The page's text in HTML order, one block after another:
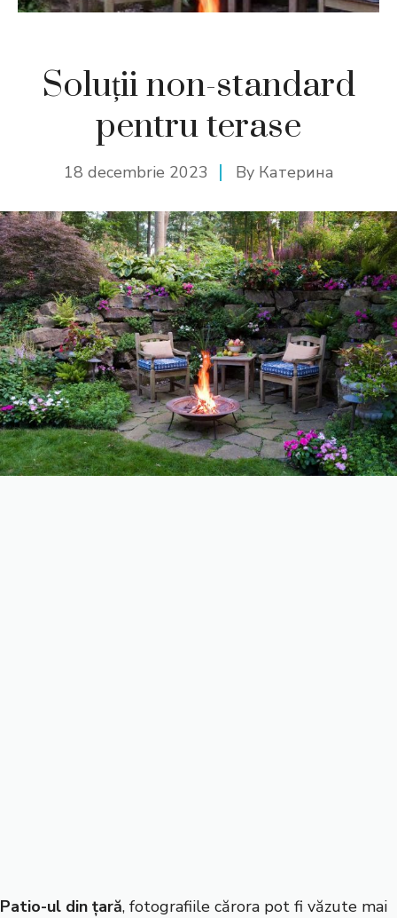
Soluții non-standard
pentru terase
18 decembrie 2023 By Катерина
Patio-ul din țară, fotografiile cărora pot fi văzute mai